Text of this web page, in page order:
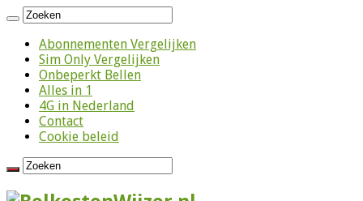
Abonnementen Vergelijken
Sim Only Vergelijken
Onbeperkt Bellen
Alles in 1
4G in Nederland
Contact
Cookie beleid